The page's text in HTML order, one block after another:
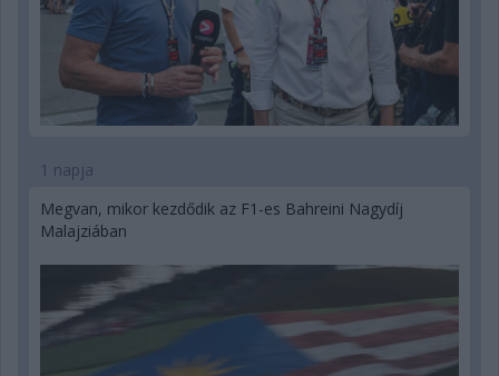
1 napja
Megvan, mikor kezdődik az F1-es Bahreini Nagydíj
Malajziában